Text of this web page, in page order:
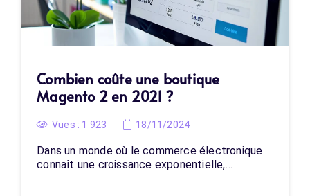
Combien coûte une boutique
Magento 2 en 2021 ?
Vues : 1 923 18/11/2024
Dans un monde où le commerce électronique
connaît une croissance exponentielle,…